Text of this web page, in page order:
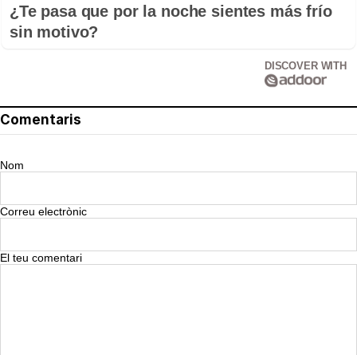
¿Te pasa que por la noche sientes más frío
sin motivo?
DISCOVER WITH
Comentaris
Nom
Correu electrònic
El teu comentari